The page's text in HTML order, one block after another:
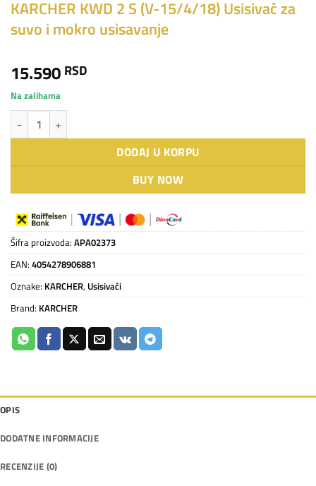
KARCHER KWD 2 S (V-15/4/18) Usisivač za
suvo i mokro usisavanje
15.590 RSD
Na zalihama
KARCHER KWD 2 S (V-15/4/18) Usisivač za suvo i mokro usisavanje
DODAJ U KORPU
BUY NOW
Šifra proizvoda: APA02373
EAN: 4054278906881
Oznake: KARCHER, Usisivači
Brand: KARCHER
OPIS
DODATNE INFORMACIJE
RECENZIJE (0)